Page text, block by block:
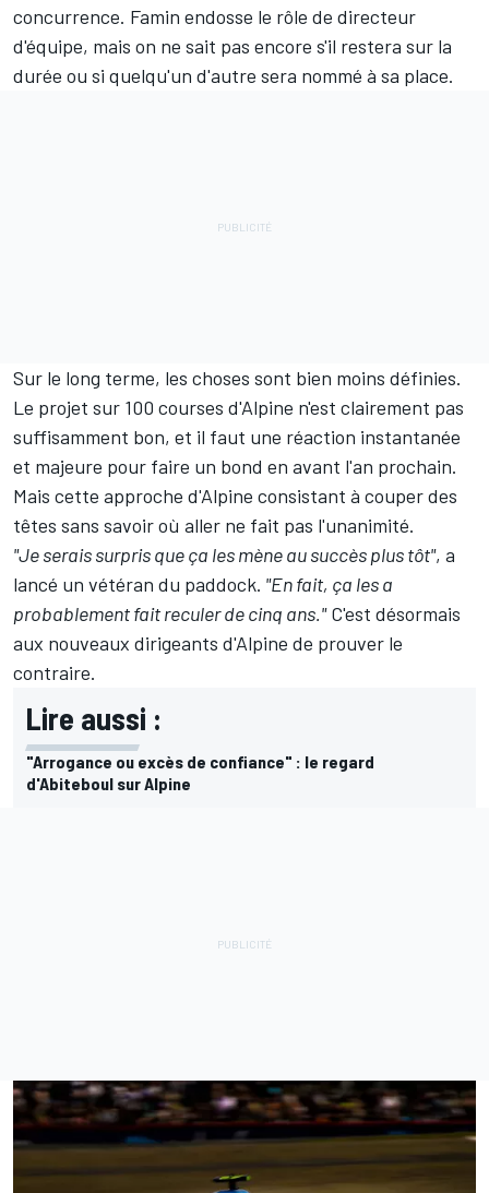
concurrence. Famin endosse le rôle de directeur
d'équipe, mais on ne sait pas encore s'il restera sur la
durée ou si quelqu'un d'autre sera nommé à sa place.
Sur le long terme, les choses sont bien moins définies.
Le projet sur 100 courses d'Alpine n'est clairement pas
suffisamment bon, et il faut une réaction instantanée
et majeure pour faire un bond en avant l'an prochain.
Mais cette approche d'Alpine consistant à couper des
têtes sans savoir où aller ne fait pas l'unanimité.
"Je serais surpris que ça les mène au succès plus tôt", a
lancé un vétéran du paddock. "En fait, ça les a
probablement fait reculer de cinq ans."C'est désormais
aux nouveaux dirigeants d'Alpine de prouver le
contraire.
Lire aussi :
"Arrogance ou excès de confiance" : le regard
d'Abiteboul sur Alpine